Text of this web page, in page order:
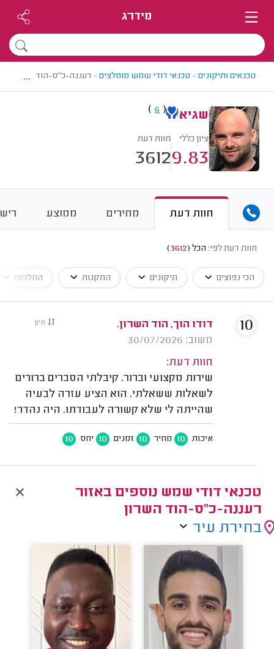
מידרג
טכנאים ותיקונים> טכנאי דודי שמש מומלצים> רעננה-כ"ס-הוד השרון >
...
שגיא (
6
)
ציון כללי
9.83
חוות דעת
3612
חוות דעת מחירים ממוצע
חוות דעת לפי: הכל (
3612
)
הכי נפוצים תיקונים התקנות החלפות
מיון
דודו הוך, הוד השרון.
משוב: 30/07/2026
חוות דעת:
שירות מקצועי וברור. קיבלתי הסברים ברורים
לשאלות ששאלתי. הוא הציע עזרה לבעיה
שהייתה לי שלא קשורה לעבודתו. היה נהדר!
איכות 10 מחיר 10 זמנים 10 יחס 10
10
טכנאי דודי שמש נוספים באזור
רעננה-כ"ס-הוד השרון
בחירת עיר